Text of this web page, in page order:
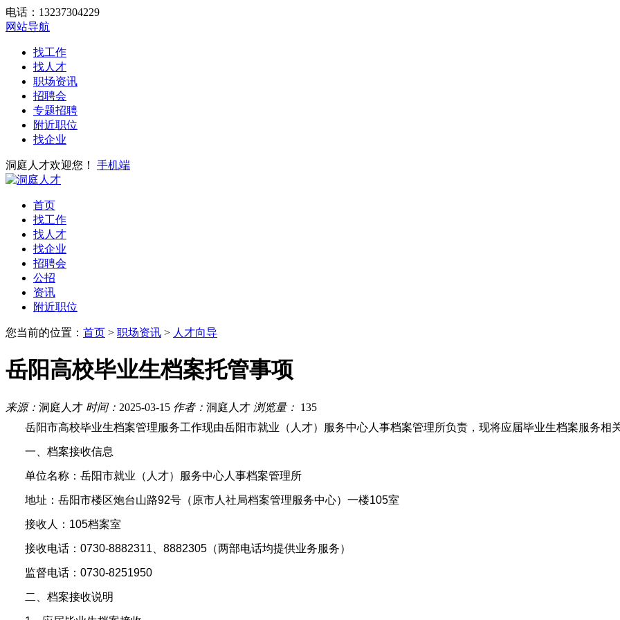
电话：13237304229
网站导航
找工作
找人才
职场资讯
招聘会
专题招聘
附近职位
找企业
洞庭人才欢迎您！ 手机端
首页
找工作
找人才
找企业
招聘会
公招
资讯
附近职位
您当前的位置： 首页 > 职场资讯 > 人才向导
岳阳高校毕业生档案托管事项
来源： 洞庭人才 时间： 2025-03-15 作者： 洞庭人才 浏览量： 135
岳阳市高校毕业生档案管理服务工作现由岳阳市就业（人才）服务中心人事档案管理所负责，现将应届毕业生档案服务相
一、档案接收信息
单位名称：岳阳市就业（人才）服务中心人事档案管理所
地址：岳阳市楼区炮台山路92号（原市人社局档案管理服务中心）一楼105室
接收人：105档案室
接收电话：0730-8882311、8882305（两部电话均提供业务服务）
监督电话：0730-8251950
二、档案接收说明